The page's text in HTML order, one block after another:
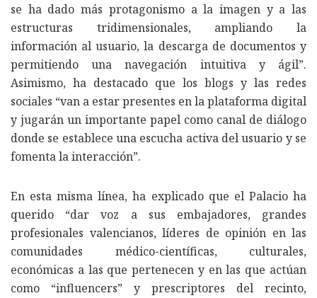
se ha dado más protagonismo a la imagen y a las
estructuras tridimensionales, ampliando la
información al usuario, la descarga de documentos y
permitiendo una navegación intuitiva y ágil”.
Asimismo, ha destacado que los blogs y las redes
sociales “van a estar presentes en la plataforma digital
y jugarán un importante papel como canal de diálogo
donde se establece una escucha activa del usuario y se
fomenta la interacción”.
En esta misma línea, ha explicado que el Palacio ha
querido “dar voz a sus embajadores, grandes
profesionales valencianos, líderes de opinión en las
comunidades médico-científicas, culturales,
económicas a las que pertenecen y en las que actúan
como “influencers” y prescriptores del recinto,